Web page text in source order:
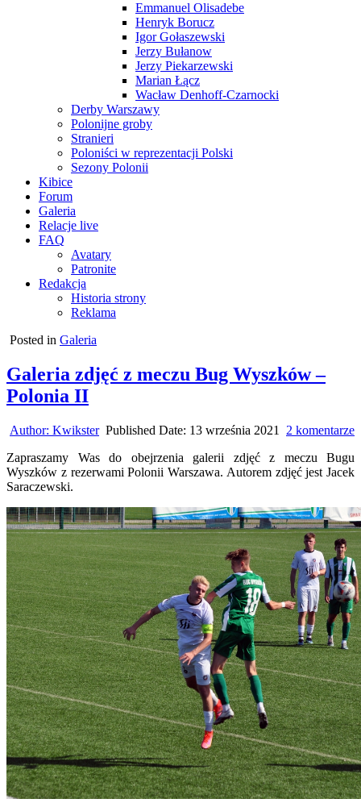
Emmanuel Olisadebe
Henryk Borucz
Igor Gołaszewski
Jerzy Bułanow
Jerzy Piekarzewski
Marian Łącz
Wacław Denhoff-Czarnocki
Derby Warszawy
Polonijne groby
Stranieri
Poloniści w reprezentacji Polski
Sezony Polonii
Kibice
Forum
Galeria
Relacje live
FAQ
Avatary
Patronite
Redakcja
Historia strony
Reklama
Posted in Galeria
Galeria zdjęć z meczu Bug Wyszków –
Polonia II
Author: Kwikster Published Date: 13 września 2021 2 komentarze
z
–
II
Zapraszamy Was do obejrzenia galerii zdjęć z meczu Bugu
Wyszków z rezerwami Polonii Warszawa. Autorem zdjęć jest Jacek
Saraczewski.